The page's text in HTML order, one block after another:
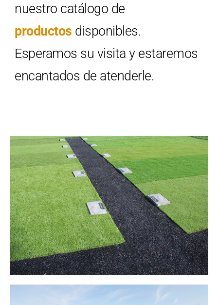
nuestro catálogo de
productos disponibles.
Esperamos su visita y estaremos
encantados de atenderle.